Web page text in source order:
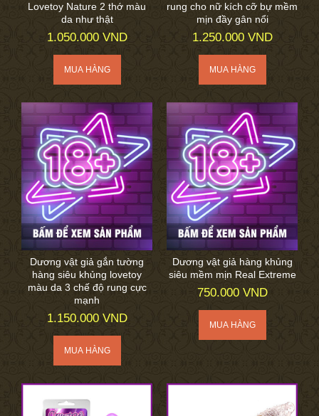
Lovetoy Nature 2 thớ màu
da như thật
1.050.000 VND
rung cho nữ kích cỡ bự mềm
mịn đầy gân nổi
1.250.000 VND
Dương vật giả gắn tường
hàng siêu khủng lovetoy
màu da 3 chế độ rung cực
mạnh
1.150.000 VND
Dương vật giả hàng khủng
siêu mềm mịn Real Extreme
750.000 VND